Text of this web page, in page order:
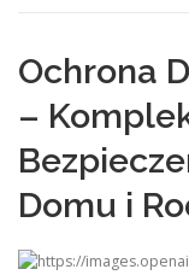
Ochrona
–
Domu i